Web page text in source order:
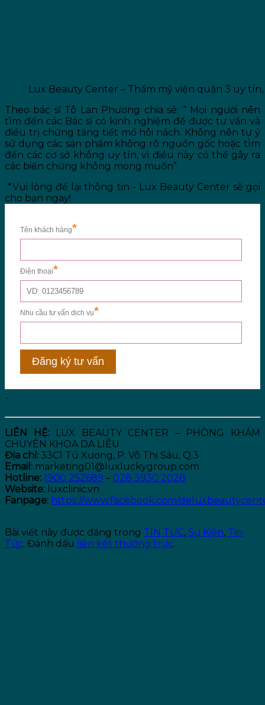
Lux Beauty Center – Thẩm mỹ viện quận 3 uy
Theo bác sĩ Tô Lan Phương chia sẻ: “ Mọi người nên
tìm đến các Bác sĩ có kinh nghiệm để được tư vấn và
điều trị chứng tăng tiết mồ hôi nách. Không nên tự ý
sử dụng các sản phẩm không rõ nguồn gốc hoặc tìm
đến các cơ sở không uy tín, vì điều này có thể gây ra
các biến chứng không mong muốn”
*Vui lòng để lại thông tin - Lux Beauty Center sẽ gọi
cho bạn ngay!
`
LIÊN HỆ:LUX BEAUTY CENTER – PHÒNG KHÁM
CHUYÊN KHOA DA LIỄU
Địa chỉ: 33C1 Tú Xương, P. Võ Thị Sáu, Q.3
Email: marketing01@luxluckygroup.com
Hotline: 1900 252689 – 028 3930 2028
Website: luxclinic.vn
Fanpage: https://www.facebook.com/
Bài viết này được đăng trong TIN TỨC, Sự Kiện, Tin
Tức. Đánh dấu liên kết thường trực.